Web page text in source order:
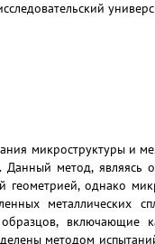
микроструктуры и
Данный метод,
геометрией, однако
включающие
методом